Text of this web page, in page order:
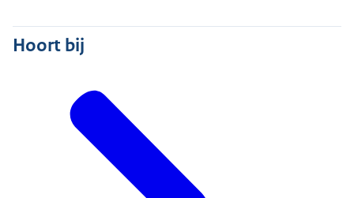
Hoort bij